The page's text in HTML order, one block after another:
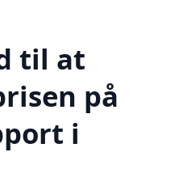
til at
på
i